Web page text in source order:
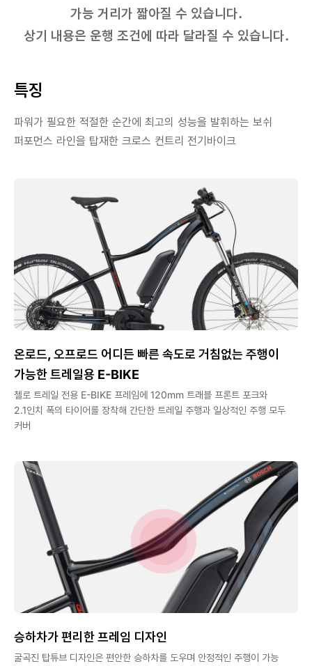
가능 거리가 짧아질 수 있습니다.
상기 내용은 운행 조건에 따라 달라질 수 있습니다.
특징
파워가 필요한 적절한 순간에 최고의 성능을 발휘하는 보쉬
퍼포먼스 라인을 탑재한 크로스 컨트리 전기바이크
온로드, 오프로드 어디든 빠른 속도로 거침없는 주행이
가능한 트레일용 E-BIKE
첼로 트레일 전용 E-BIKE 프레임에 120mm 트래블 프론트 포크와
2.1인치 폭의 타이어를 장착해 간단한 트레일 주행과 일상적인 주행 모두
커버
승하차가 편리한 프레임 디자인
굴곡진 탑튜브 디자인은 편안한 승하차를 도우며 안정적인 주행이 가능